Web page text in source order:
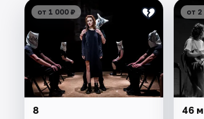
от 1 000 ₽
8
от 2
46